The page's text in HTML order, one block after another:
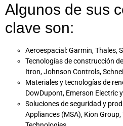
Algunos de sus
clave son:
Aeroespacial: Garmin, Thales,
Tecnologías de construcción
Itron, Johnson Controls,
Materiales y tecnologías de
DowDupont, Emerson Electric
Soluciones de seguridad y
Appliances (MSA), Kion